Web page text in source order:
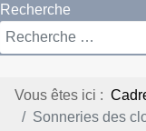
Recherche
Vous êtes ici :
Sonneries des